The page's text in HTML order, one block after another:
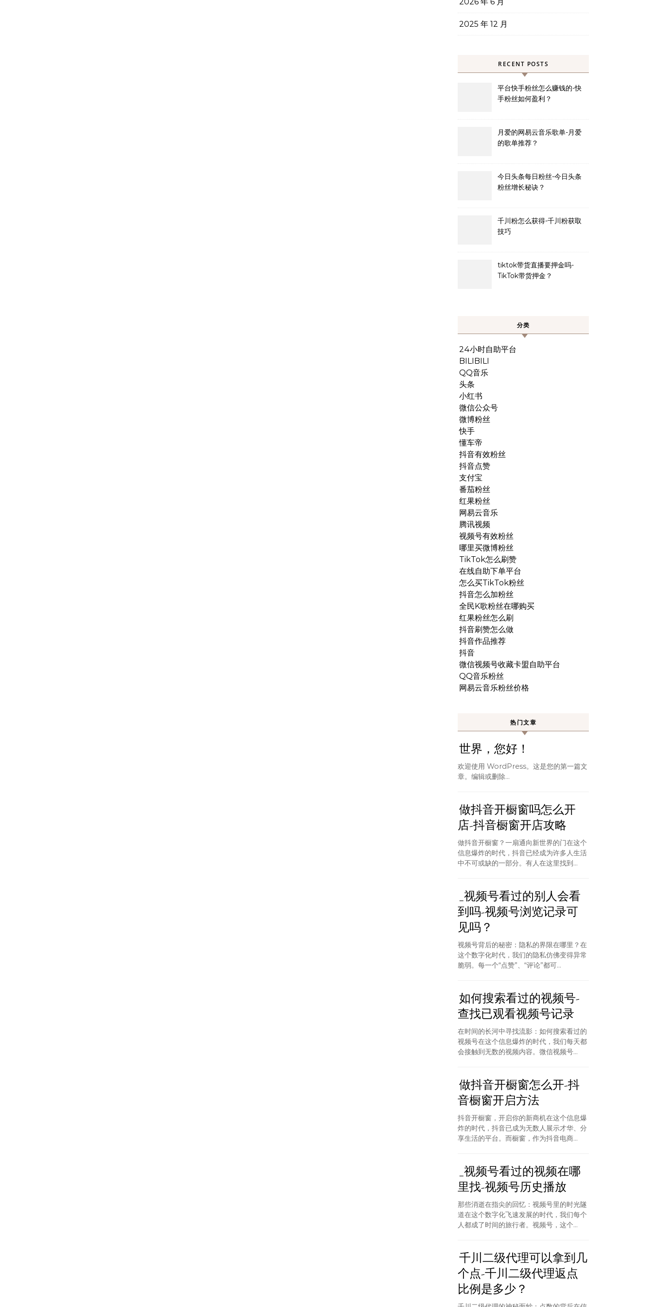
2025 年 12 月
RECENT POSTS
平台快手粉丝怎么赚钱的-快
手粉丝如何盈利？
月爱的网易云音乐歌单-月爱
的歌单推荐？
今日头条每日粉丝-今日头条
粉丝增长秘诀？
千川粉怎么获得-千川粉获取
技巧
tiktok带货直播要押金吗-
TikTok带货押金？
分类
24小时自助平台
BILIBILI
QQ音乐
头条
小红书
微信公众号
微博粉丝
快手
懂车帝
抖音有效粉丝
抖音点赞
支付宝
番茄粉丝
红果粉丝
网易云音乐
腾讯视频
视频号有效粉丝
哪里买微博粉丝
TikTok怎么刷赞
在线自助下单平台
怎么买TikTok粉丝
抖音怎么加粉丝
全民K歌粉丝在哪购买
红果粉丝怎么刷
抖音刷赞怎么做
抖音作品推荐
抖音
微信视频号收藏卡盟自助平台
QQ音乐粉丝
网易云音乐粉丝价格
热门文章
世界，您好！
欢迎使用 WordPress。这是您的第一篇文
章。编辑或删除…
做抖音开橱窗吗怎么开
店-抖音橱窗开店攻略
做抖音开橱窗？一扇通向新世界的门在这个
信息爆炸的时代，抖音已经成为许多人生活
中不可或缺的一部分。有人在这里找到...
_视频号看过的别人会看
到吗-视频号浏览记录可
见吗？
视频号背后的秘密：隐私的界限在哪里？在
这个数字化时代，我们的隐私仿佛变得异常
脆弱。每一个“点赞”、“评论”都可...
如何搜索看过的视频号-
查找已观看视频号记录
在时间的长河中寻找流影：如何搜索看过的
视频号在这个信息爆炸的时代，我们每天都
会接触到无数的视频内容。微信视频号...
做抖音开橱窗怎么开-抖
音橱窗开启方法
抖音开橱窗，开启你的新商机在这个信息爆
炸的时代，抖音已成为无数人展示才华、分
享生活的平台。而橱窗，作为抖音电商...
_视频号看过的视频在哪
里找-视频号历史播放
那些消逝在指尖的回忆：视频号里的时光隧
道在这个数字化飞速发展的时代，我们每个
人都成了时间的旅行者。视频号，这个...
千川二级代理可以拿到几
个点-千川二级代理返点
比例是多少？